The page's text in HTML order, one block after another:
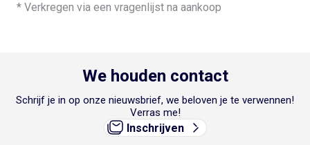
* Verkregen via een vragenlijst na aankoop
We houden contact
Schrijf je in op onze nieuwsbrief, we beloven je te verwennen!
Verras me!
Inschrijven